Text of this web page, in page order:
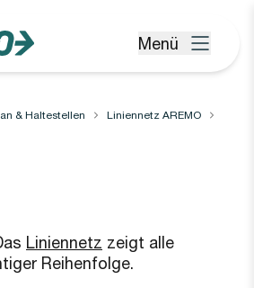
Menü öffnen
Menü
& Haltestellen Liniennetz AREMO
Liniennetz zeigt alle
Reihenfolge.